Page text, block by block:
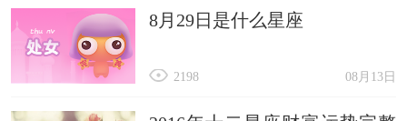
8月29日是什么星座
08月13日
2198